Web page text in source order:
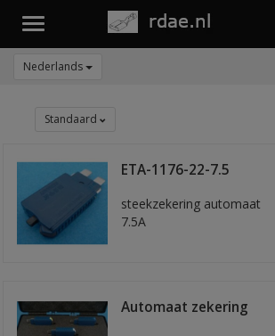
Toggle
Nederlands
Standaard
ETA-1176-22-7.5
steekzekering automaat
7.5A
Automaat zekering